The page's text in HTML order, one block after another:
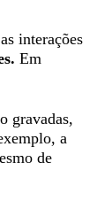
interações
Em
gravadas,
a
de